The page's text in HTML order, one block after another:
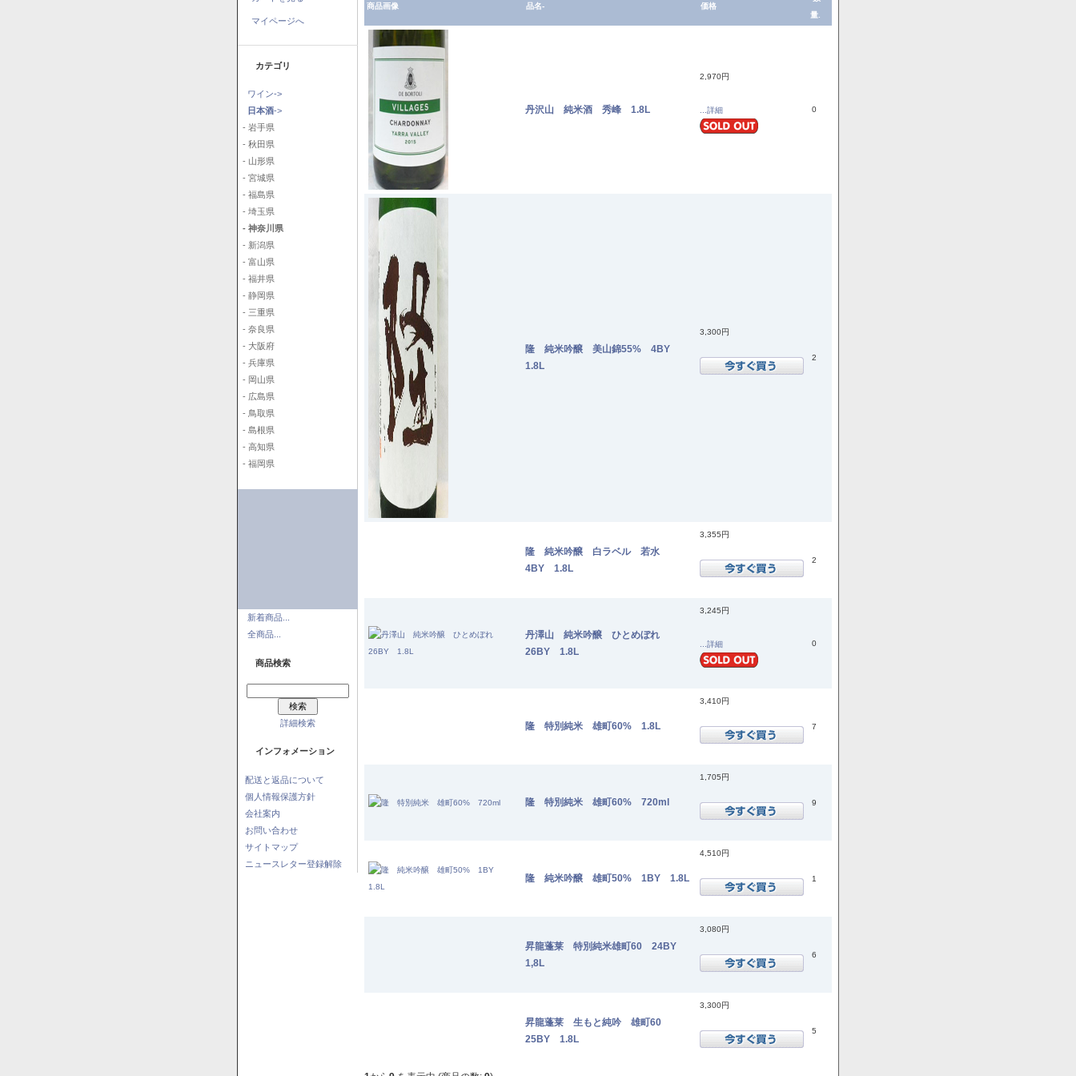
マイページへ
カテゴリ
ワイン->
日本酒->
- 岩手県
- 秋田県
- 山形県
- 宮城県
- 福島県
- 埼玉県
- 神奈川県
- 新潟県
- 富山県
- 福井県
- 静岡県
- 三重県
- 奈良県
- 大阪府
- 兵庫県
- 岡山県
- 広島県
- 鳥取県
- 島根県
- 高知県
- 福岡県
新着商品...
全商品...
商品検索
詳細検索
インフォメーション
配送と返品について
個人情報保護方針
会社案内
お問い合わせ
サイトマップ
ニュースレター登録解除
商品画像 品名- 価格
量.
丹沢山 純米酒 秀峰 1.8L
2,970円
...詳細 0
隆 純米吟醸 美山錦55% 4BY
1.8L
3,300円
2
隆 純米吟醸 白ラベル 若水
4BY 1.8L
3,355円
2
丹澤山 純米吟醸 ひとめぼれ
26BY 1.8L
3,245円
...詳細 0
隆 特別純米 雄町60% 1.8L
3,410円
7
隆 特別純米 雄町60% 720ml
1,705円
9
隆 純米吟醸 雄町50% 1BY 1.8L
4,510円
1
昇龍蓬莱 特別純米雄町60 24BY
1,8L
3,080円
6
昇龍蓬莱 生もと純吟 雄町60
25BY 1.8L
3,300円
5